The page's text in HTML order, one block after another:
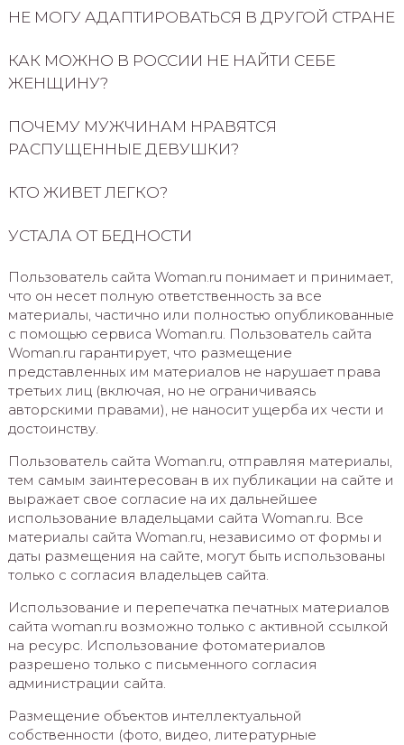
НЕ МОГУ АДАПТИРОВАТЬСЯ В ДРУГОЙ СТРАНЕ
КАК МОЖНО В РОССИИ НЕ НАЙТИ СЕБЕ
ЖЕНЩИНУ?
ПОЧЕМУ МУЖЧИНАМ НРАВЯТСЯ
РАСПУЩЕННЫЕ ДЕВУШКИ?
КТО ЖИВЕТ ЛЕГКО?
УСТАЛА ОТ БЕДНОСТИ
Пользователь сайта Woman.ru понимает и принимает,
что он несет полную ответственность за все
материалы, частично или полностью опубликованные
с помощью сервиса Woman.ru. Пользователь сайта
Woman.ru гарантирует, что размещение
представленных им материалов не нарушает права
третьих лиц (включая, но не ограничиваясь
авторскими правами), не наносит ущерба их чести и
достоинству.
Пользователь сайта Woman.ru, отправляя материалы,
тем самым заинтересован в их публикации на сайте и
выражает свое согласие на их дальнейшее
использование владельцами сайта Woman.ru. Все
материалы сайта Woman.ru, независимо от формы и
даты размещения на сайте, могут быть использованы
только с согласия владельцев сайта.
Использование и перепечатка печатных материалов
сайта woman.ru возможно только с активной ссылкой
на ресурс. Использование фотоматериалов
разрешено только с письменного согласия
администрации сайта.
Размещение объектов интеллектуальной
собственности (фото, видео, литературные